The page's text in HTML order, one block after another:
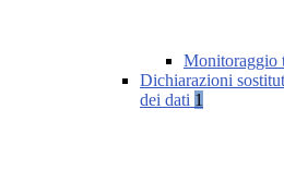
Monitoraggio
Dichiarazioni
dei dati 1